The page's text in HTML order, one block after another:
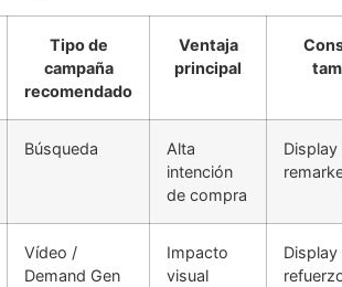
Tipo de
campaña
recomendado
Ventaja
principal
Búsqueda
Alta
intención
de compra
Display
Vídeo /
Demand Gen
Impacto
visual
Display